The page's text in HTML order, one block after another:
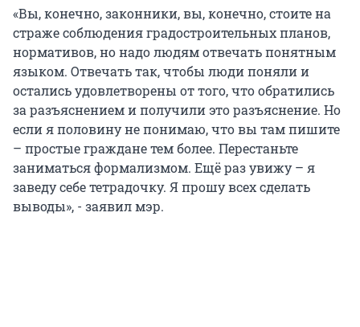
«Вы, конечно, законники, вы, конечно, стоите на
страже соблюдения градостроительных планов,
нормативов, но надо людям отвечать понятным
языком. Отвечать так, чтобы люди поняли и
остались удовлетворены от того, что обратились
за разъяснением и получили это разъяснение. Но
если я половину не понимаю, что вы там пишите
– простые граждане тем более. Перестаньте
заниматься формализмом. Ещё раз увижу – я
заведу себе тетрадочку. Я прошу всех сделать
выводы», - заявил мэр.